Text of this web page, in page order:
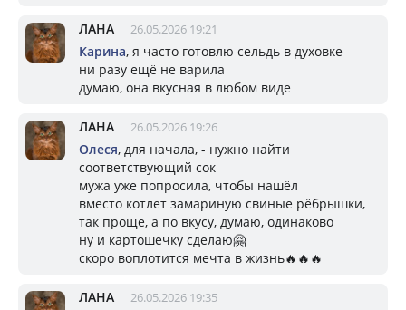
ЛАНА 26.05.2026 19:21
Карина, я часто готовлю сельдь в духовке
ни разу ещё не варила
думаю, она вкусная в любом виде
ЛАНА 26.05.2026 19:26
Олеся, для начала, - нужно найти
соответствующий сок
мужа уже попросила, чтобы нашёл
вместо котлет замариную свиные рёбрышки,
так проще, а по вкусу, думаю, одинаково
ну и картошечку сделаю🤗
скоро воплотится мечта в жизнь🔥🔥🔥
ЛАНА 26.05.2026 19:35